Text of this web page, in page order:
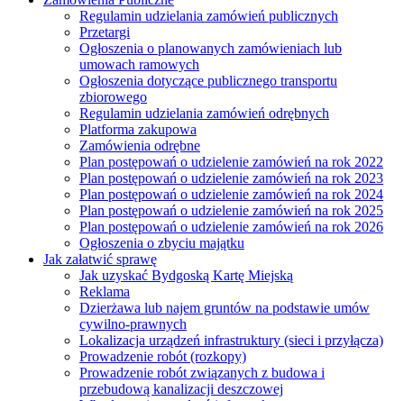
Regulamin udzielania zamówień publicznych
Przetargi
Ogłoszenia o planowanych zamówieniach lub
umowach ramowych
Ogłoszenia dotyczące publicznego transportu
zbiorowego
Regulamin udzielania zamówień odrębnych
Platforma zakupowa
Zamówienia odrębne
Plan postępowań o udzielenie zamówień na rok 2022
Plan postępowań o udzielenie zamówień na rok 2023
Plan postępowań o udzielenie zamówień na rok 2024
Plan postępowań o udzielenie zamówień na rok 2025
Plan postępowań o udzielenie zamówień na rok 2026
Ogłoszenia o zbyciu majątku
Jak załatwić sprawę
Jak uzyskać Bydgoską Kartę Miejską
Reklama
Dzierżawa lub najem gruntów na podstawie umów
cywilno-prawnych
Lokalizacja urządzeń infrastruktury (sieci i przyłącza)
Prowadzenie robót (rozkopy)
Prowadzenie robót związanych z budowa i
przebudową kanalizacji deszczowej